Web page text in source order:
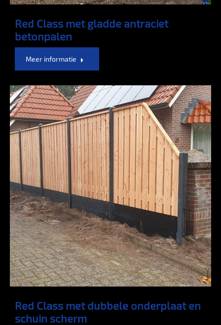
Red Class met gladde antraciet
betonpalen
Meer informatie
Red Class met dubbele onderplaat en
schuin scherm